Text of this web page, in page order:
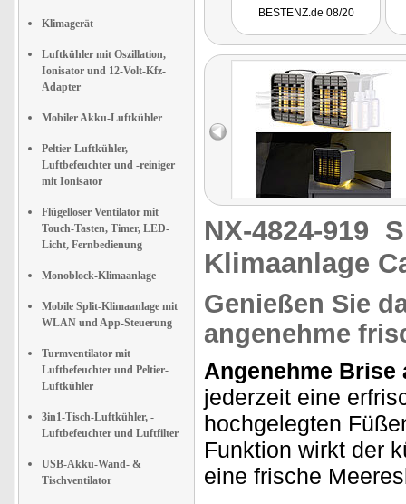
Klimagerät
Luftkühler mit Oszillation,
Ionisator und 12-Volt-Kfz-
Adapter
Mobiler Akku-Luftkühler
Peltier-Luftkühler,
Luftbefeuchter und -reiniger
mit Ionisator
Flügelloser Ventilator mit
Touch-Tasten, Timer, LED-
Licht, Fernbedienung
Monoblock-Klimaanlage
Mobile Split-Klimaanlage mit
WLAN und App-Steuerung
Turmventilator mit
Luftbefeuchter und Peltier-
Luftkühler
3in1-Tisch-Luftkühler, -
Luftbefeuchter und Luftfilter
USB-Akku-Wand- &
Tischventilator
mithalten kann, aber
verfügt über ein verbautes
Nachtlicht und einen Akku
und ist somit sogar für
Unterwegs geeignet."
Hierbei handelt es sich um
einen reinen Vergleich von
5 Artikeln.
BESTENZ.de 08/20
NX-4824-919
Klimaanlage
Genießen Sie
angenehme
Angenehme Brise
jederzeit eine
hochgelegten
Funktion wirkt der
eine frische